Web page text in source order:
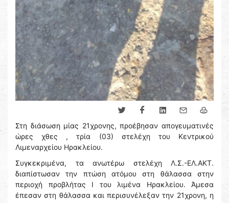
Στη διάσωση μίας 21χρονης, προέβησαν απογευματινές
ώρες χθες , τρία (03) στελέχη του Κεντρικού
Λιμεναρχείου Ηρακλείου.
Συγκεκριμένα, τα ανωτέρω στελέχη Λ.Σ.-ΕΛ.ΑΚΤ.
διαπίστωσαν την πτώση ατόμου στη θάλασσα στην
περιοχή προβλήτας Ι του λιμένα Ηρακλείου. Άμεσα
έπεσαν στη θάλασσα και περισυνέλεξαν την 21χρονη, η